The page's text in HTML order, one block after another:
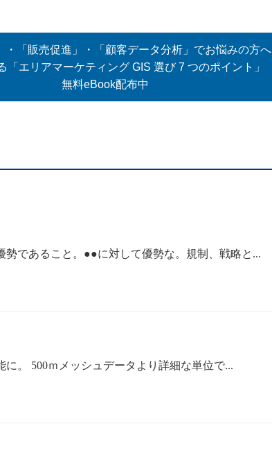
・「販売促進」・「顧客データ分析」でお悩みの方へ
「エリアマーケティング GIS 選び 7 つのポイント」
無料eBook配布中
であること。●●に対して優勢な。規制、戦略と...
。 500ｍメッシュデータより詳細な単位で...